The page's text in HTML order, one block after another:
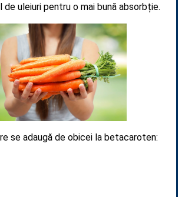
uleiuri pentru o mai bună absorbție.
se adaugă de obicei la betacaroten: